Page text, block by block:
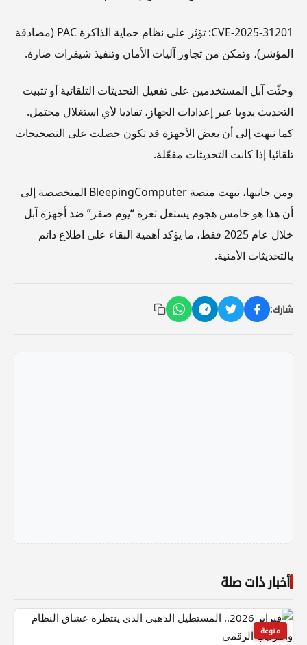
CVE-2025-31201: تؤثر على نظام حماية الذاكرة PAC (مصادقة
المؤشر)، وتمكن من تجاوز آليات الأمان وتنفيذ شيفرات ضارة.
وحثّت آبل المستخدمين على تفعيل التحديثات التلقائية أو تثبيت
التحديث يدويا عبر إعدادات الجهاز، تفاديا لأي استغلال محتمل.
كما نبهت إلى أن بعض الأجهزة قد تكون حصلت على التصحيحات
تلقائيا إذا كانت التحديثات مفعّلة.
ومن جانبها، نبهت منصة BleepingComputer المتخصصة إلى
أن هذا هو خامس هجوم يستغل ثغرة “يوم صفر” ضد أجهزة آبل
خلال عام 2025 فقط، ما يؤكد أهمية البقاء على اطلاع دائم
بالتحديثات الأمنية.
شارك:
أخبار ذات صلة
منوعة